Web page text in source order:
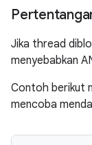
Jika thread
menyebabkan
Contoh berikut
mencoba